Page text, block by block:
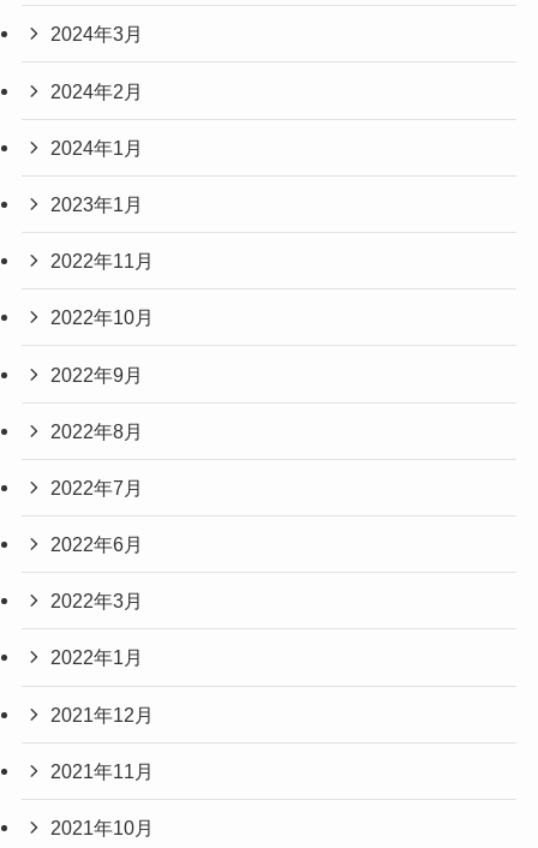
2024年3月
2024年2月
2024年1月
2023年1月
2022年11月
2022年10月
2022年9月
2022年8月
2022年7月
2022年6月
2022年3月
2022年1月
2021年12月
2021年11月
2021年10月